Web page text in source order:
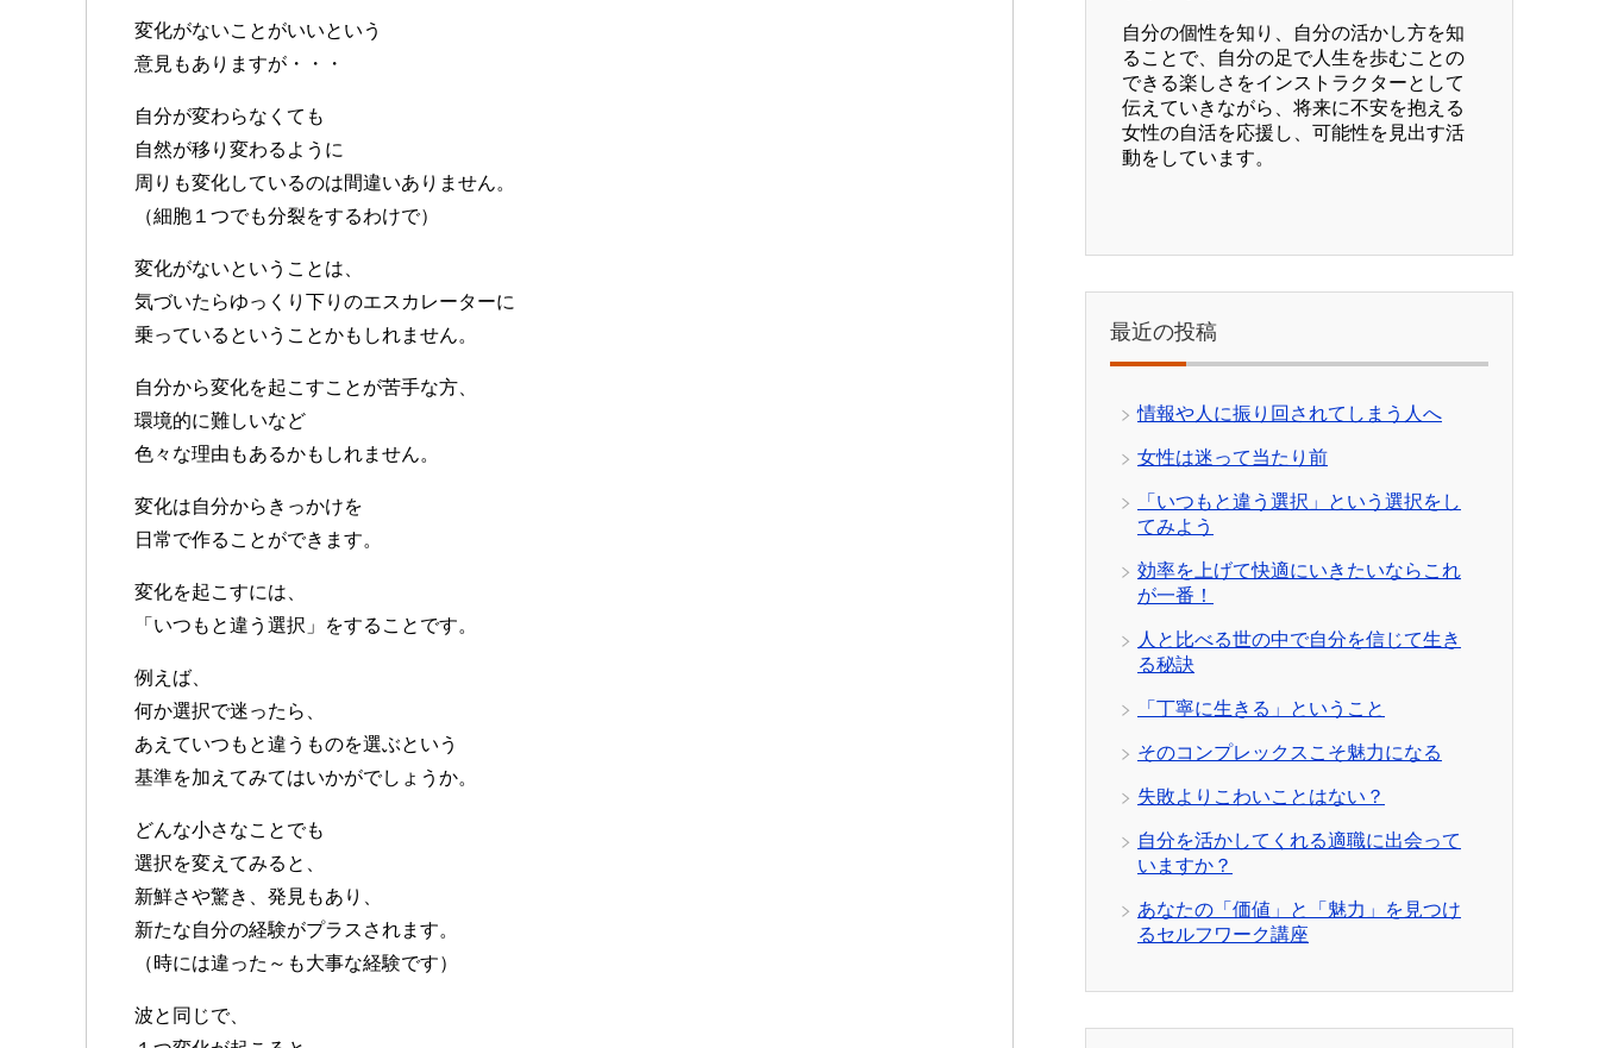
変化がないことがいいという
意見もありますが・・・
自分が変わらなくても
自然が移り変わるように
周りも変化しているのは間違いありません。
（細胞１つでも分裂をするわけで）
変化がないということは、
気づいたらゆっくり下りのエスカレーターに
乗っているということかもしれません。
自分から変化を起こすことが苦手な方、
環境的に難しいなど
色々な理由もあるかもしれません。
変化は自分からきっかけを
日常で作ることができます。
変化を起こすには、
「いつもと違う選択」をすることです。
例えば、
何か選択で迷ったら、
あえていつもと違うものを選ぶという
基準を加えてみてはいかがでしょうか。
どんな小さなことでも
選択を変えてみると、
新鮮さや驚き、発見もあり、
新たな自分の経験がプラスされます。
（時には違った～も大事な経験です）
波と同じで、
自分の個性を知り、自分の活かし方を知
ることで、自分の足で人生を歩むことの
できる楽しさをインストラクターとして
伝えていきながら、将来に不安を抱える
女性の自活を応援し、可能性を見出す活
動をしています。
最近の投稿
情報や人に振り回されてしまう人へ
女性は迷って当たり前
「いつもと違う選択」という選択をし
てみよう
効率を上げて快適にいきたいならこれ
が一番！
人と比べる世の中で自分を信じて生き
る秘訣
「丁寧に生きる」ということ
そのコンプレックスこそ魅力になる
失敗よりこわいことはない？
自分を活かしてくれる適職に出会って
いますか？
あなたの「価値」と「魅力」を見つけ
るセルフワーク講座